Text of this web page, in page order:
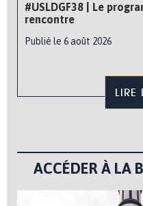
#USLDGF38 | Le
rencontre
Publié le 6 août 2026
LIRE
ACCÉDER À LA